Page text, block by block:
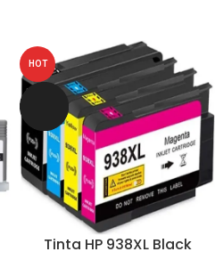
HOT
Tinta HP 938XL Black